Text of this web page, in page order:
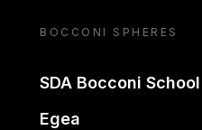
BOCCONI SPHERES
SDA Bocconi
Egea